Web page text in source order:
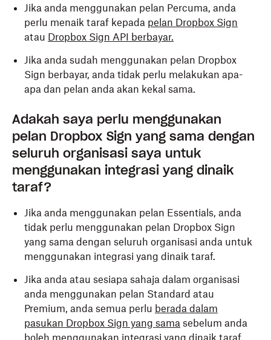
Jika anda menggunakan pelan Percuma, anda
perlu menaik taraf kepada pelan Dropbox Sign
atau Dropbox Sign API berbayar.
Jika anda sudah menggunakan pelan Dropbox
Sign berbayar, anda tidak perlu melakukan apa-
apa dan pelan anda akan kekal sama.
Adakah saya perlu menggunakan
pelan Dropbox Sign yang sama dengan
seluruh organisasi saya untuk
menggunakan integrasi yang dinaik
taraf?
Jika anda menggunakan pelan Essentials, anda
tidak perlu menggunakan pelan Dropbox Sign
yang sama dengan seluruh organisasi anda untuk
menggunakan integrasi yang dinaik taraf.
Jika anda atau sesiapa sahaja dalam organisasi
anda menggunakan pelan Standard atau
Premium, anda semua perlu berada dalam
pasukan Dropbox Sign yang sama sebelum anda
boleh menggunakan integrasi yang dinaik taraf.